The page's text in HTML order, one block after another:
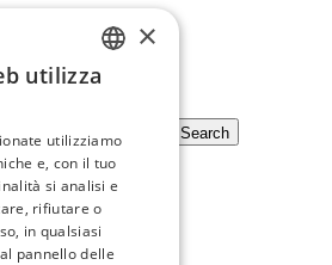
Search
×
utilizza
utilizziamo
e, con il tuo
si analisi e
rifiutare o
in qualsiasi
pannello delle